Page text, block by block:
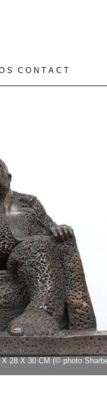
28 X 30 CM (© photo
S C O N T A C T